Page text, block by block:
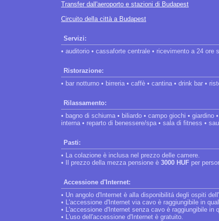
Transfer dall'aeroporto e stazioni di Budapest
Circuito della città a Budapest
Servizi:
• auditorio • cassaforte centrale • ricevimento a 24
Ristorazione:
• bar notturno • birreria • caffè • cantina • drink bar •
Rilassamento:
• bagno di schiuma • biliardo • campo giochi •
interna • reparto di benessere/spa • sala di fitness •
Pasti:
• La colazione è inclusa nel prezzo delle camere.
• Il prezzo della mezza pensione è 3000 HUF per
Accessione d'Internet:
• Un angolo d'Internet è alla disponibilitá degli ospiti
• L'accessione d'Internet via cavo è raggiungibile in
• L'accessione d'Internet senza cavo è raggiungibile in
• L'uso dell'accessione d'Internet è gratuito.